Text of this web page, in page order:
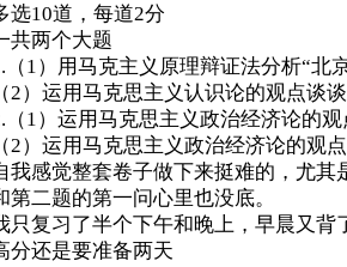
选10道，每道2分
共两个大题
（1）用马克主义原理辩证法分析“北
（2）运用马克思主义认识论的观点谈
（1）运用马克思主义政治经济论的
（2）运用马克思主义政治经济论的观
我感觉整套卷子做下来挺难的，尤
第二题的第一问心里也没底。
只复习了半个下午和晚上，早晨又
分还是要准备两天